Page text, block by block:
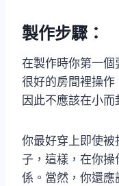
製作步驟：
在製作時你第一
很好的房間裡操作
因此不應該在小而
你最好穿上即使
子，這樣，在你操
係。當然，你還